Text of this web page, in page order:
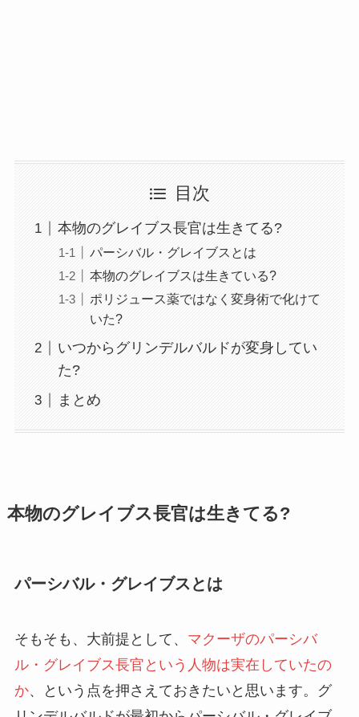
目次
本物のグレイブス長官は生きてる?
パーシバル・グレイブスとは
本物のグレイブスは生きている?
ポリジュース薬ではなく変身術で化けて
いた?
いつからグリンデルバルドが変身してい
た?
まとめ
本物のグレイブス長官は生きてる?
パーシバル・グレイブスとは
そもそも、大前提として、 マクーザのパーシバ
ル・グレイブス長官という人物は実在していたの
か、という点を押さえておきたいと思います。グ